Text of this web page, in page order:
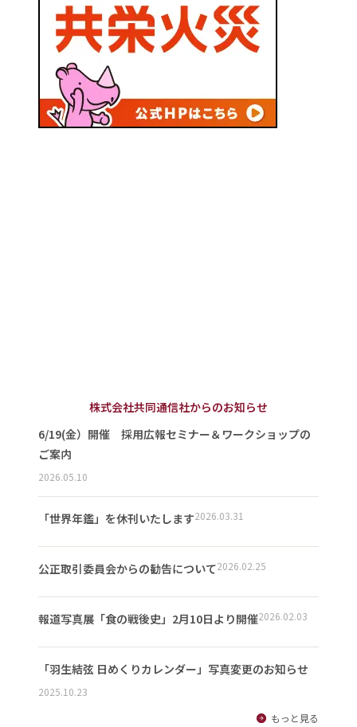
株式会社共同通信社からのお知らせ
6/19(金）開催 採用広報セミナー＆ワークショップの
ご案内
2026.05.10
「世界年鑑」を休刊いたします2026.03.31
公正取引委員会からの勧告について2026.02.25
報道写真展「食の戦後史」2月10日より開催2026.02.03
「羽生結弦 日めくりカレンダー」写真変更のお知らせ
2025.10.23
もっと見る